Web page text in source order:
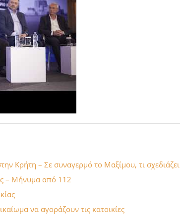
Κρήτη – Σε συναγερμό το Μαξίμου, τι σχεδιάζει
– Μήνυμα από 112
να αγοράζουν τις κατοικίες